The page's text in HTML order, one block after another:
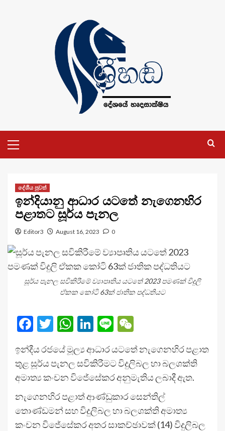
Menu
දේශීය පුවත්
ඉන්දියානු ආධාර යටතේ නැගෙනහිර
පළාතට සූර්ය පැනල
Editor3 August 16, 2023 0
සූර්ය පැනල සවිකිරීමේ ව්‍යාපෘතිය යටතේ 2023 පමණක් විදුලි
ඒකක කෝටි 63ක් ජාතික පද්ධතියට
Facebook
Twitter
WhatsApp
LinkedIn
Line
ඉන්දීය රජයේ මූල්‍ය ආධාර යටතේ නැගෙනහිර පළාත
තුළ සූර්ය පැනල සවිකිරීමට විදුලිබල හා බලශක්ති
අමාත්‍ය කංචන විජේසේකර අනුමැතිය ලබාදී ඇත.
නැගෙනහිර පළාත් ආණ්ඩුකාර සෙන්තිල්
තොණ්ඩමන් සහ විදුලිබල හා බලශක්ති අමාත්‍ය
කංචන විජේසේකර අතර සාකච්ඡාවක් (14) විදුලිබල